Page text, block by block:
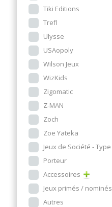
Tiki Editions
Trefl
Ulysse
USAopoly
Wilson Jeux
WizKids
Zigomatic
Z-MAN
Zoch
Zoe Yateka
Jeux de Société - Type
Porteur
Accessoires
Jeux primés / nominés
Autres